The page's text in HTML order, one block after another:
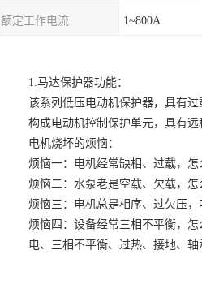
额定工作电流 1~800A
1.马达保护器功能：
该系列低压电动机保护器，具有
构成电动机控制保护单元，具有
电机烧坏的烦恼：
烦恼一：电机经常缺相、过载，怎
烦恼二：水泵老是空载、欠载，怎
烦恼三：电机总是相序、过欠压，
烦恼四：设备经常三相不平衡，怎
电、三相不平衡、过热、接地、